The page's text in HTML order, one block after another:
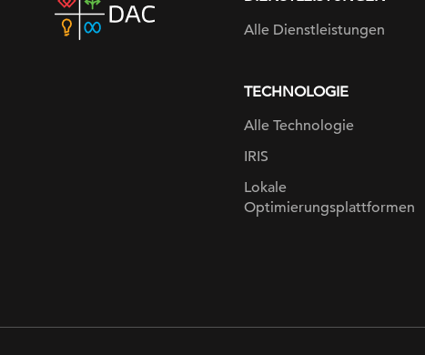
home
Alle Dienstleistungen
TECHNOLOGIE
Alle Technologie
IRIS
Lokale
Optimierungsplattformen